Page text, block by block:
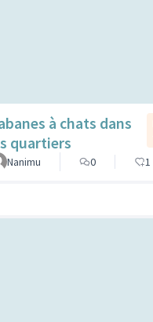
à chats dans
quartiers
Nanimu
0 1